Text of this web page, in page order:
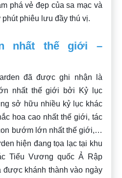
phá vẻ đẹp của sa mạc và
phiêu lưu đầy thú vị.
nhất thế giới –
đã được ghi nhận là
nhất thế giới bởi Kỷ lục
sở hữu nhiều kỷ lục khác
hoa cao nhất thế giới, tác
bướm lớn nhất thế giới,…
hiện đang tọa lạc tại khu
Tiểu Vương quốc Ả Rập
khánh thành vào ngày